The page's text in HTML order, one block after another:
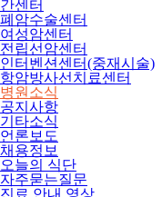
간센터
폐암수술센터
여성암센터
전립선암센터
인터벤션센터(중재시술)
항암방사선치료센터
병원소식
공지사항
기타소식
언론보도
채용정보
오늘의 식단
자주묻는질문
진료 안내 영상